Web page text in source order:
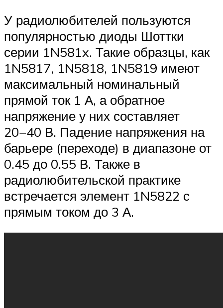
У радиолюбителей пользуются
популярностью диоды Шоттки
серии 1N581x. Такие образцы, как
1N5817, 1N5818, 1N5819 имеют
максимальный номинальный
прямой ток 1 А, а обратное
напряжение у них составляет
20−40 В. Падение напряжения на
барьере (переходе) в диапазоне от
0.45 до 0.55 В. Также в
радиолюбительской практике
встречается элемент 1N5822 с
прямым током до 3 А.